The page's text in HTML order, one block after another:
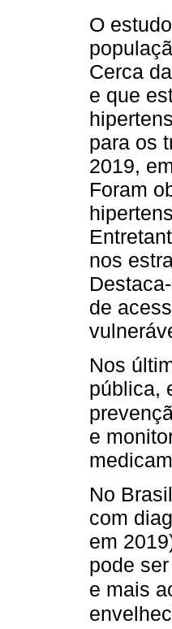
O
Cerca
e que
para os
2019,
Foram
nos
de
Nos
pública,
e
No
com
em
pode
e mais